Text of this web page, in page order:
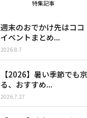
特集記事
週末のおでかけ先はコ
イベントまとめ...
2026.8.7
【2026】暑い季節でも
る、おすすめ...
2026.7.27